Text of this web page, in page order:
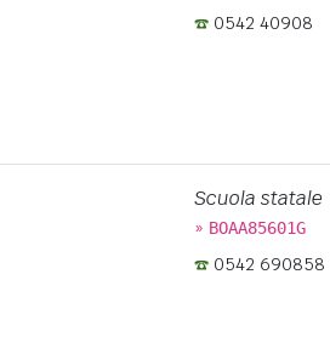
0542 40908
Scuola statale
» BOAA85601G
0542 690858